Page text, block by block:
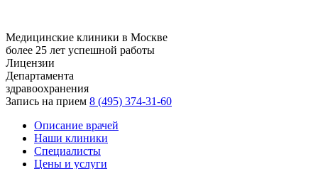
Медицинские клиники в Москве
более 25 лет успешной работы
Лицензии
Департамента
здравоохранения
Запись на прием 8 (495) 374-31-60
Описание врачей
Наши клиники
Специалисты
Цены и услуги